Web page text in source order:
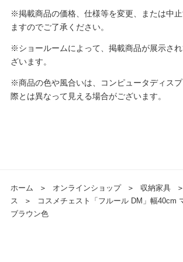
※掲載商品の価格、仕様等を変更、または中
ますのでご了承ください。
※ショールームによって、掲載商品が展示さ
ざいます。
※商品の色や風合いは、コンピュータディス
際とは異なって見える場合がございます。
ホーム ＞ オンラインショップ ＞ 収納家具 ＞
ス
＞
コスメチェスト「フルール DM」幅40cm
ブラウン色